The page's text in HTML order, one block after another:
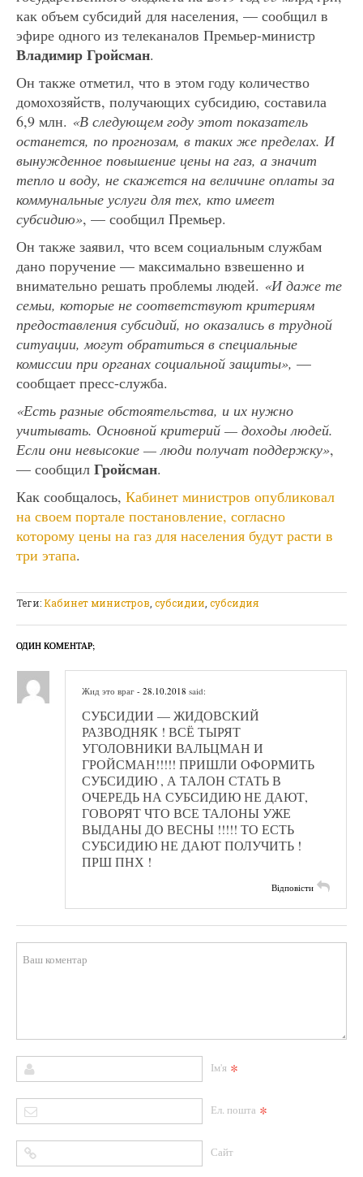
как объем субсидий для населения, — сообщил в
эфире одного из телеканалов Премьер-министр
Владимир Гройсман.
Он также отметил, что в этом году количество
домохозяйств, получающих субсидию, составила
6,9 млн. «В следующем году этот показатель
останется, по прогнозам, в таких же пределах. И
вынужденное повышение цены на газ, а значит
тепло и воду, не скажется на величине оплаты за
коммунальные услуги для тех, кто имеет
субсидию», — сообщил Премьер.
Он также заявил, что всем социальным службам
дано поручение — максимально взвешенно и
внимательно решать проблемы людей. «И даже те
семьи, которые не соответствуют критериям
предоставления субсидий, но оказались в трудной
ситуации, могут обратиться в специальные
комиссии при органах социальной защиты», —
сообщает пресс-служба.
«Есть разные обстоятельства, и их нужно
учитывать. Основной критерий — доходы людей.
Если они невысокие — люди получат поддержку»,
— сообщил Гройсман.
Как сообщалось, Кабинет министров опубликовал
на своем портале постановление, согласно
которому цены на газ для населения будут расти в
три этапа.
Теги:Кабинет министров субсидии субсидия
ОДИН КОМЕНТАР;
Жид это враг - 28.10.2018 said:
СУБСИДИИ — ЖИДОВСКИЙ
РАЗВОДНЯК ! ВСЁ ТЫРЯТ
УГОЛОВНИКИ ВАЛЬЦМАН И
ГРОЙСМАН!!!!! ПРИШЛИ ОФОРМИТЬ
СУБСИДИЮ , А ТАЛОН СТАТЬ В
ОЧЕРЕДЬ НА СУБСИДИЮ НЕ ДАЮТ,
ГОВОРЯТ ЧТО ВСЕ ТАЛОНЫ УЖЕ
ВЫДАНЫ ДО ВЕСНЫ !!!!! ТО ЕСТЬ
СУБСИДИЮ НЕ ДАЮТ ПОЛУЧИТЬ !
ПРШ ПНХ !
Відповісти
Ім'я *
Ел. пошта *
Сайт